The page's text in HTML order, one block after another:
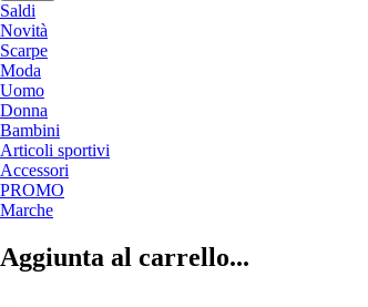
Saldi
Novità
Scarpe
Moda
Uomo
Donna
Bambini
Articoli sportivi
Accessori
PROMO
Marche
Aggiunta al carrello...